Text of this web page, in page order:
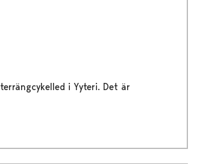
i Yyteri. Det är